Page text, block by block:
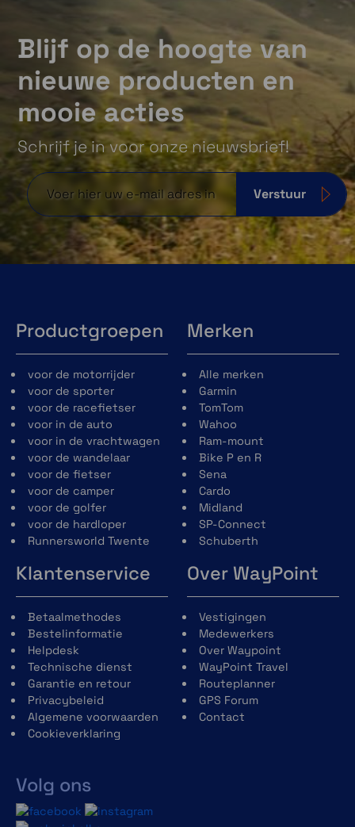
1 × Camera Lens Protective Glass
1 × Microfiber Cloth
1 × Alcohol Prep Pad
1 × Dust Removal Sticker
Blijf op de hoogte van
nieuwe producten en
mooie acties
Schrijf je in voor onze nieuwsbrief!
Verstuur
Productgroepen
voor de motorrijder
voor de sporter
voor de racefietser
voor in de auto
voor in de vrachtwagen
voor de wandelaar
voor de fietser
voor de camper
voor de golfer
voor de hardloper
Runnersworld Twente
Merken
Alle merken
Garmin
TomTom
Wahoo
Ram-mount
Bike P en R
Sena
Cardo
Midland
SP-Connect
Schuberth
Klantenservice
Betaalmethodes
Bestelinformatie
Helpdesk
Technische dienst
Garantie en retour
Privacybeleid
Algemene voorwaarden
Cookieverklaring
Volg ons
Over WayPoint
Vestigingen
Medewerkers
Over Waypoint
WayPoint Travel
Routeplanner
GPS Forum
Contact